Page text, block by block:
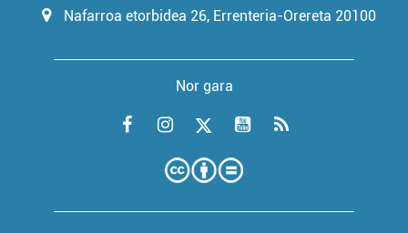
Nafarroa etorbidea 26, Errenteria-Orereta 20100
Nor gara